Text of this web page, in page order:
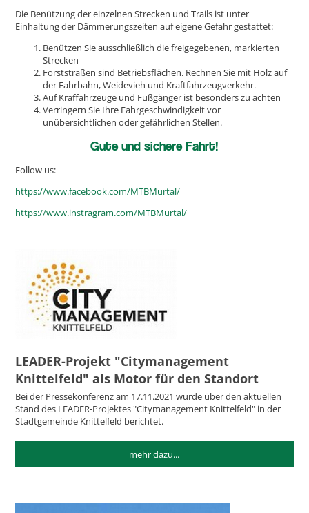
Die Benützung der einzelnen Strecken und Trails ist unter
Einhaltung der Dämmerungszeiten auf eigene Gefahr gestattet:
Benützen Sie ausschließlich die freigegebenen, markierten
Strecken
Forststraßen sind Betriebsflächen. Rechnen Sie mit Holz auf
der Fahrbahn, Weidevieh und Kraftfahrzeugverkehr.
Auf Kraffahrzeuge und Fußgänger ist besonders zu achten
Verringern Sie Ihre Fahrgeschwindigkeit vor
unübersichtlichen oder gefährlichen Stellen.
Gute und sichere Fahrt!
Follow us:
https://www.facebook.com/MTBMurtal/
https://www.instragram.com/MTBMurtal/
LEADER-Projekt "Citymanagement
Knittelfeld" als Motor für den Standort
Bei der Pressekonferenz am 17.11.2021 wurde über den aktuellen
Stand des LEADER-Projektes "Citymanagement Knittelfeld" in der
Stadtgemeinde Knittelfeld berichtet.
mehr dazu...